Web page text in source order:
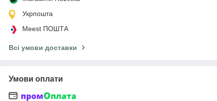
Укрпошта
Meest ПОШТА
Всі умови доставки
Умови оплати